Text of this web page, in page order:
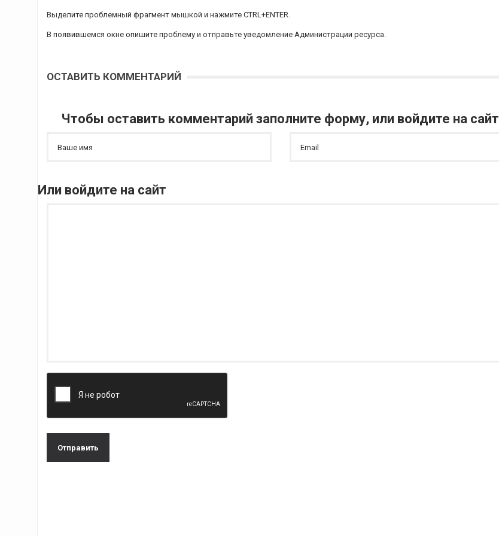
Выделите проблемный фрагмент мышкой и нажмите CTRL+ENTER.
В появившемся окне опишите проблему и отправьте уведомление Администрации ресурса.
ОСТАВИТЬ КОММЕНТАРИЙ
Чтобы оставить комментарий заполните форму, или войдите на сайт
Или войдите на сайт